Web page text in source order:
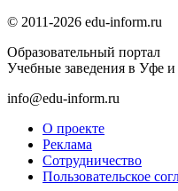
© 2011-2026 edu-inform.ru
Образовательный портал
Учебные заведения в Уфе
info@edu-inform.ru
О проекте
Реклама
Сотрудничество
Пользовательское